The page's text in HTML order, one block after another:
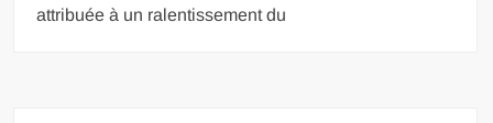
attribuée à un ralentissement du